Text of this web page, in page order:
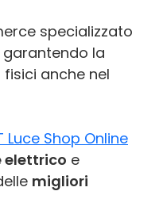
specializzato
garantendo la
anche nel
Luce Shop Online
elettrico e
migliori